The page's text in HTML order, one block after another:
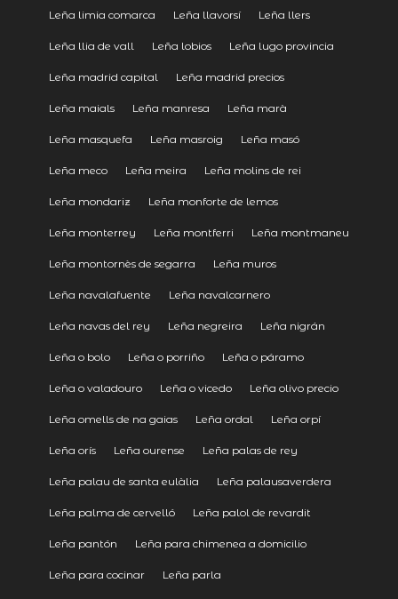
Leña limia comarca Leña llavorsí Leña llers
Leña llia de vall Leña lobios Leña lugo provincia
Leña madrid capital Leña madrid precios
Leña maials Leña manresa Leña marà
Leña masquefa Leña masroig Leña masó
Leña meco Leña meira Leña molins de rei
Leña mondariz Leña monforte de lemos
Leña monterrey Leña montferri Leña montmaneu
Leña montornès de segarra Leña muros
Leña navalafuente Leña navalcarnero
Leña navas del rey Leña negreira Leña nigrán
Leña o bolo Leña o porriño Leña o páramo
Leña o valadouro Leña o vicedo Leña olivo precio
Leña omells de na gaias Leña ordal Leña orpí
Leña orís Leña ourense Leña palas de rey
Leña palau de santa eulàlia Leña palausaverdera
Leña palma de cervelló Leña palol de revardit
Leña pantón Leña para chimenea a domicilio
Leña para cocinar Leña parla